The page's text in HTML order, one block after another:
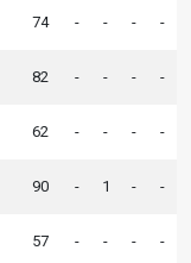
74 - - - -
82 - - - -
62 - - - -
90 - 1 - -
57 - - - -